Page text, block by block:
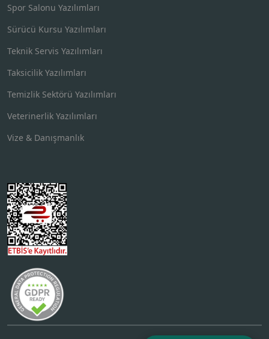
Spor Salonu Yazılımları
Sürücü Kursu Yazılımları
Teknik Servis Yazılımları
Taksicilik Yazılımları
Temizlik Sektörü Yazılımları
Veterinerlik Yazılımları
Vize & Danışmanlık